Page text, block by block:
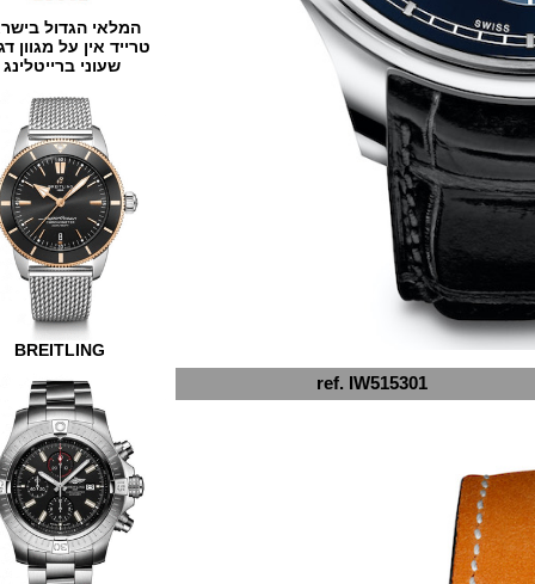
ref. IW515301
המלאי הגדול בישראל
טרייד אין על מגוון דגמים
שעוני ברייטלינג
BREITLING